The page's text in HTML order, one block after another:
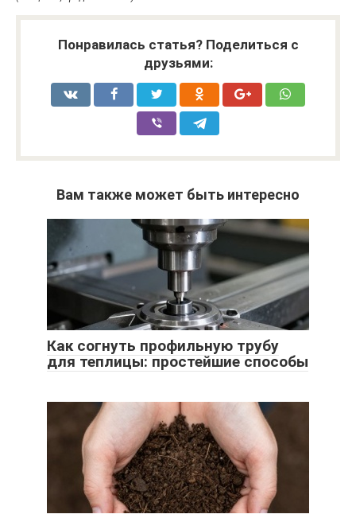
Понравилась статья? Поделиться с
друзьями:
Вам также может быть интересно
Как согнуть профильную трубу
для теплицы: простейшие способы